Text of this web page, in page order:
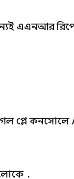
এএনআর
প্লে কনসোলে
.